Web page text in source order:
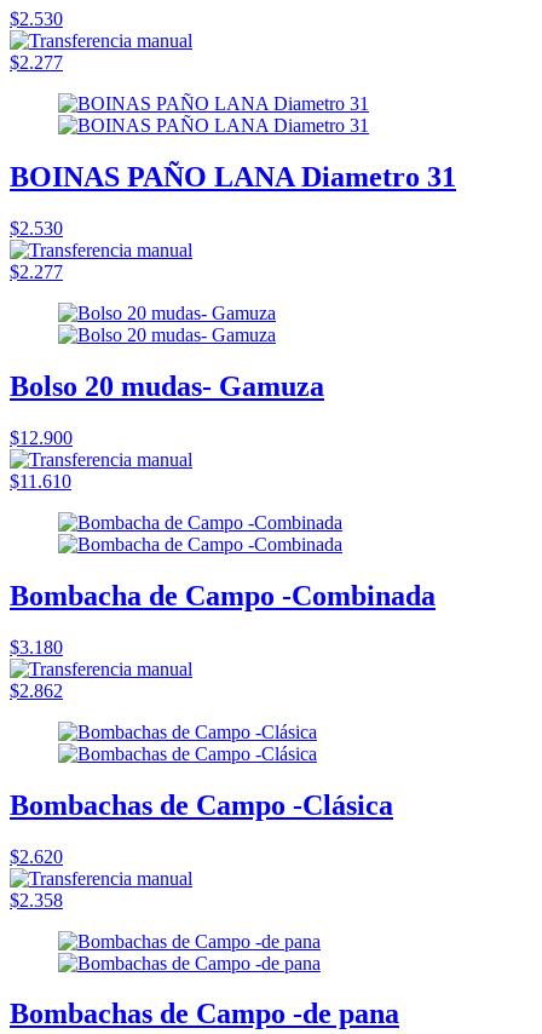
$2.530
$2.277
BOINAS PAÑO LANA Diametro 31
$2.530
$2.277
Bolso 20 mudas- Gamuza
$12.900
$11.610
Bombacha de Campo -Combinada
$3.180
$2.862
Bombachas de Campo -Clásica
$2.620
$2.358
Bombachas de Campo -de pana